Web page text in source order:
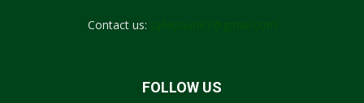
Contact us:
FOLLOW US